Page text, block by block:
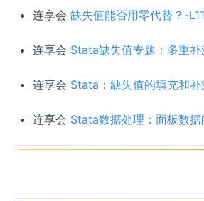
连享会 缺失值能否用零代替？-
连享会 Stata缺失值专题：多重补
连享会 Stata：缺失值的填充和补
连享会 Stata数据处理：面板数